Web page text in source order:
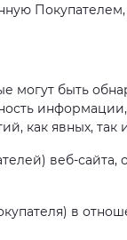
могут быть
как явных, так
веб-
в